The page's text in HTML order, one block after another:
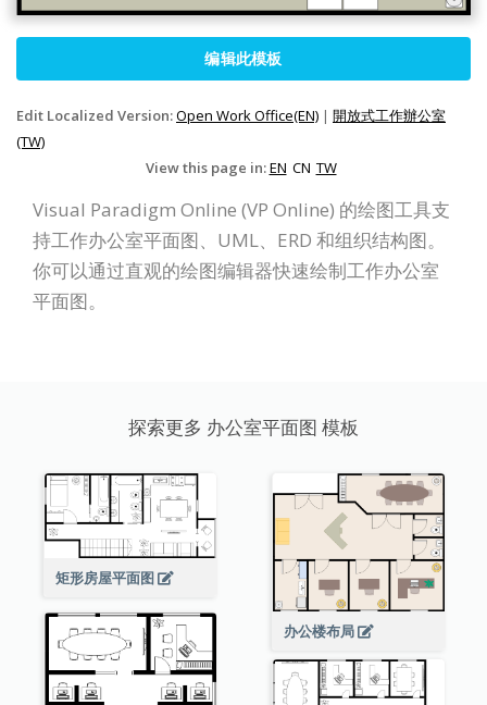
编辑此模板
Edit Localized Version:Open Work Office(EN) | 開放式工作辦公室
(TW)
View this page in:EN CN TW
Visual Paradigm Online (VP Online) 的绘图工具支
持工作办公室平面图、UML、ERD 和组织结构图。
你可以通过直观的绘图编辑器快速绘制工作办公室
平面图。
探索更多 办公室平面图 模板
矩形房屋平面图
办公楼布局